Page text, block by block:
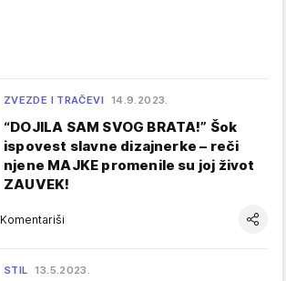
ZVEZDE I TRAČEVI 14.9.2023.
“DOJILA SAM SVOG BRATA!” Šok
ispovest slavne dizajnerke – reči
njene MAJKE promenile su joj život
ZAUVEK!
Komentariši
STIL 13.5.2023.